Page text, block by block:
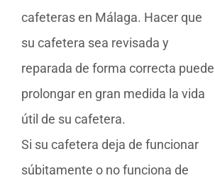
cafeteras en Málaga. Hacer que
su cafetera sea revisada y
reparada de forma correcta puede
prolongar en gran medida la vida
útil de su cafetera.
Si su cafetera deja de funcionar
súbitamente o no funciona de